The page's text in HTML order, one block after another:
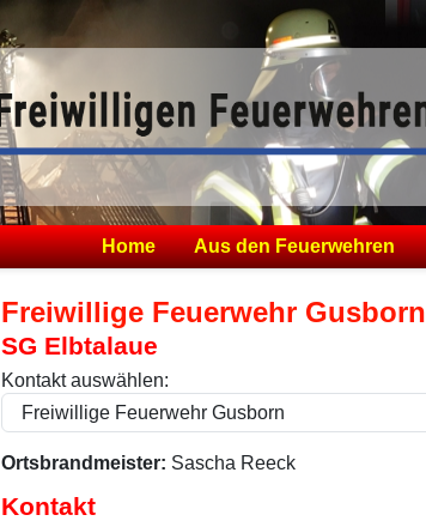
Home Aus den Feuerwehren
Freiwillige Feuerwehr Gusborn
SG Elbtalaue
Kontakt auswählen:
Ortsbrandmeister: Sascha Reeck
Kontakt